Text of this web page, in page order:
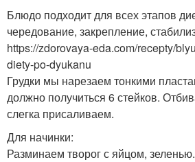
Блюдо подходит для всех этапов
чередование, закрепление,
https://zdorovaya-eda.com/recepty/
diety-po-dyukanu
Грудки мы нарезаем тонкими
должно получиться 6 стейков.
слегка присаливаем.
Для начинки:
Разминаем творог с яйцом,